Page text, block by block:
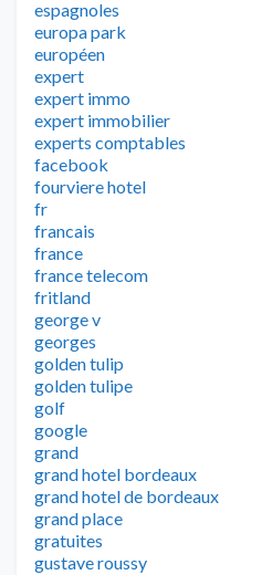
espagnoles
europa park
européen
expert
expert immo
expert immobilier
experts comptables
facebook
fourviere hotel
fr
francais
france
france telecom
fritland
george v
georges
golden tulip
golden tulipe
golf
google
grand
grand hotel bordeaux
grand hotel de bordeaux
grand place
gratuites
gustave roussy